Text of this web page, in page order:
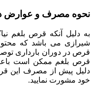
نحوه مصرف و عوارض
به دلیل آنکه قرص بلغم
شیرازی می باشد که
قرص در دوران بارداری
قرص بلغم ممکن است
دلیل پیش از مصرف این
خود مشورت نمایید.